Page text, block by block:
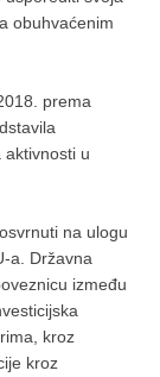
obuhvaćenim
prema
u
na ulogu
a. Državna
između
kroz
kroz